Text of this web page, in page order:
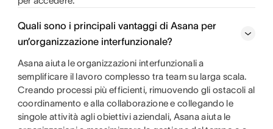
Quali sono i principali vantaggi di Asana per
un’organizzazione interfunzionale?
Asana aiuta le organizzazioni interfunzionali a
semplificare il lavoro complesso tra team su larga scala.
Creando processi più efficienti, rimuovendo gli ostacoli al
coordinamento e alla collaborazione e collegando le
singole attività agli obiettivi aziendali, Asana aiuta le